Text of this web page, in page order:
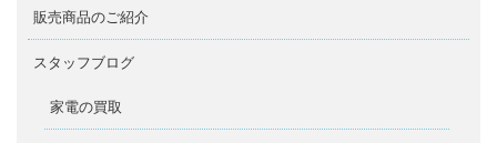
販売商品のご紹介
スタッフブログ
家電の買取